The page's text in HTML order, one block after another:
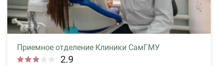
Приемное отделение Клиники СамГМУ
2.9